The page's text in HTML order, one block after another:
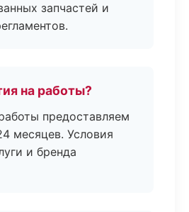
запчастей и
на работы?
предоставляем
месяцев. Условия
и бренда